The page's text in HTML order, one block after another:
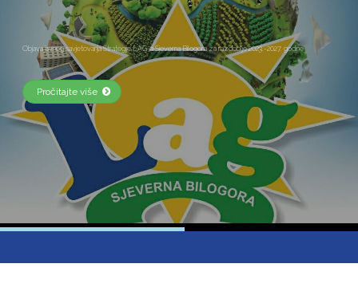
Objava javnog savjetovanja Strategije LAG-a Sjeverna Bilogora za razdoblje 2023.-2027. godine
Pročitajte više